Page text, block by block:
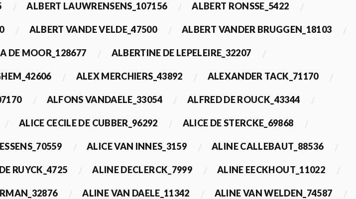
ALBERT LAUWRENSENS_107156 ALBERT RONSSE_5422
ALBERT VANDE VELDE_47500 ALBERT VANDER BRUGGEN_18103
DE MOOR_128677 ALBERTINE DE LEPELEIRE_32207
ALEX MERCHIERS_43892 ALEXANDER TACK_71170
ALFONS VANDAELE_33054 ALFRED DE ROUCK_43344
ALICE CECILE DE CUBBER_96292 ALICE DE STERCKE_69868
ALICE VAN INNES_3159 ALINE CALLEBAUT_88536
RUYCK_4725 ALINE DECLERCK_7999 ALINE EECKHOUT_11022
ALINE VAN DAELE_11342 ALINE VAN WELDEN_74587